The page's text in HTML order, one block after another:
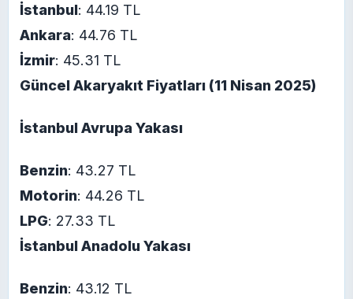
İstanbul: 44.19 TL
Ankara: 44.76 TL
İzmir: 45.31 TL
Güncel Akaryakıt Fiyatları (11 Nisan 2025)
İstanbul Avrupa Yakası
Benzin: 43.27 TL
Motorin: 44.26 TL
LPG: 27.33 TL
İstanbul Anadolu Yakası
Benzin: 43.12 TL